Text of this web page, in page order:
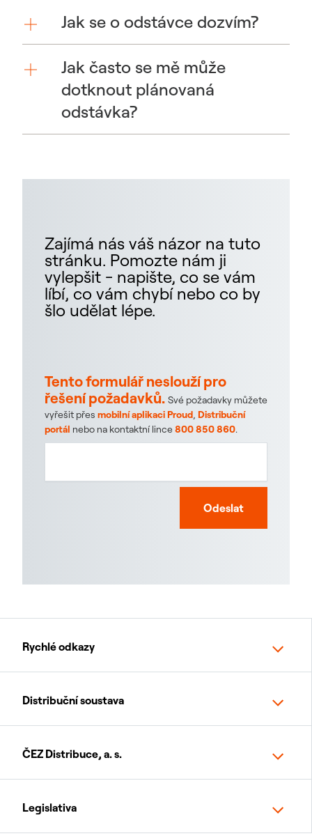
Jak se o odstávce dozvím?
Jak často se mě může
dotknout plánovaná
odstávka?
Zajímá nás váš názor na tuto
stránku. Pomozte nám ji
vylepšit - napište, co se vám
líbí, co vám chybí nebo co by
šlo udělat lépe.
Tento formulář neslouží pro
řešení požadavků. Své požadavky můžete
vyřešit přes mobilní aplikaci Proud, Distribuční
portál nebo na kontaktní lince800 850 860.
Odeslat
Rychlé odkazy
Distribuční soustava
ČEZ Distribuce, a. s.
Legislativa